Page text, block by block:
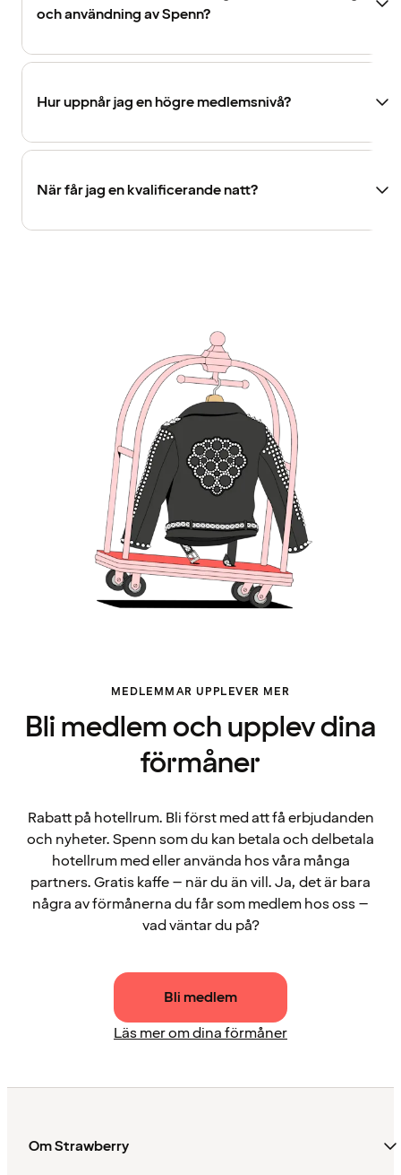
och användning av Spenn?
Hur uppnår jag en högre medlemsnivå?
När får jag en kvalificerande natt?
MEDLEMMAR UPPLEVER MER
Bli medlem och upplev dina
förmåner
Rabatt på hotellrum. Bli först med att få erbjudanden
och nyheter. Spenn som du kan betala och delbetala
hotellrum med eller använda hos våra många
partners. Gratis kaffe – när du än vill. Ja, det är bara
några av förmånerna du får som medlem hos oss –
vad väntar du på?
Bli medlem
Läs mer om dina förmåner
Om Strawberry